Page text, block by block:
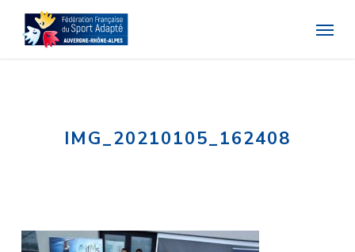
main
content
Menu
IMG_20210105_162408